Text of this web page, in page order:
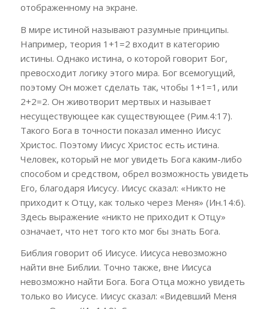
отображенному на экране.
В мире истиной называют разумные принципы.
Например, теория 1+1=2 входит в категорию
истины. Однако истина, о которой говорит Бог,
превосходит логику этого мира. Бог всемогущий,
поэтому Он может сделать так, чтобы 1+1=1, или
2+2=2. Он животворит мертвых и называет
несуществующее как существующее (Рим.4:17).
Такого Бога в точности показал именно Иисус
Христос. Поэтому Иисус Христос есть истина.
Человек, который не мог увидеть Бога каким-либо
способом и средством, обрел возможность увидеть
Его, благодаря Иисусу. Иисус сказал: «Никто не
приходит к Отцу, как только через Меня» (Ин.14:6).
Здесь выражение «никто не приходит к Отцу»
означает, что нет того кто мог бы знать Бога.
Библия говорит об Иисусе. Иисуса невозможно
найти вне Библии. Точно также, вне Иисуса
невозможно найти Бога. Бога Отца можно увидеть
только во Иисусе. Иисус сказал: «Видевший Меня